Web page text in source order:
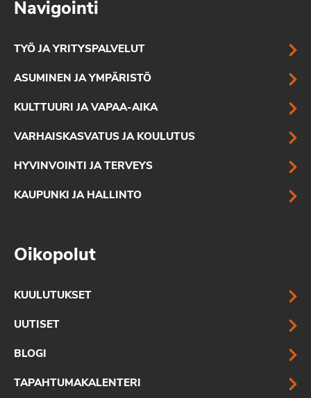
Navigointi
TYÖ JA YRITYSPALVELUT
ASUMINEN JA YMPÄRISTÖ
KULTTUURI JA VAPAA-AIKA
VARHAISKASVATUS JA KOULUTUS
HYVINVOINTI JA TERVEYS
KAUPUNKI JA HALLINTO
Oikopolut
KUULUTUKSET
UUTISET
BLOGI
TAPAHTUMAKALENTERI